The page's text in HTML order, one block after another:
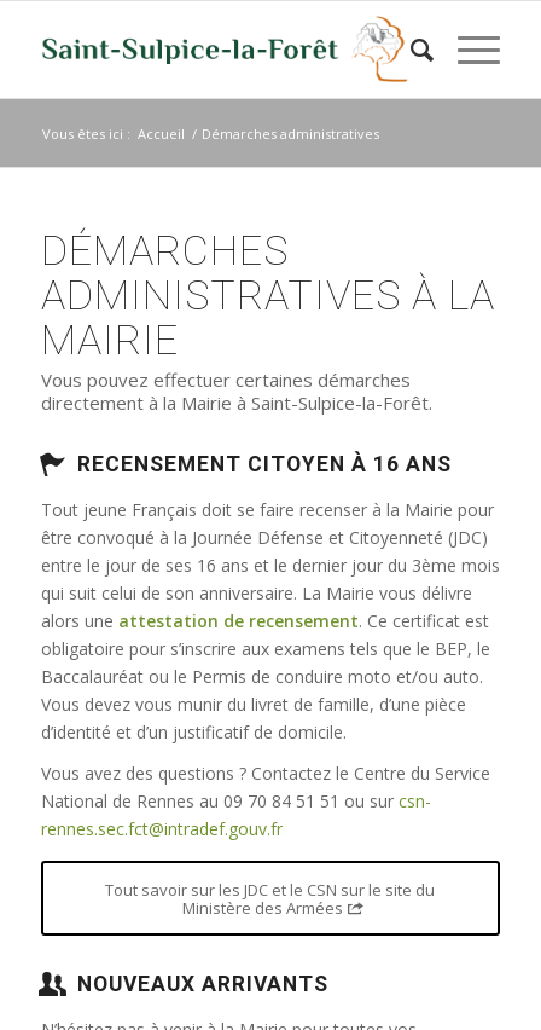
Vous êtes ici : Accueil / Démarches administratives
DÉMARCHES
ADMINISTRATIVES À LA
MAIRIE
Vous pouvez effectuer certaines démarches
directement à la Mairie à Saint-Sulpice-la-Forêt.
RECENSEMENT CITOYEN À 16 ANS
Tout jeune Français doit se faire recenser à la Mairie pour
être convoqué à la Journée Défense et Citoyenneté (JDC)
entre le jour de ses 16 ans et le dernier jour du 3ème mois
qui suit celui de son anniversaire. La Mairie vous délivre
alors une attestation de recensement. Ce certificat est
obligatoire pour s’inscrire aux examens tels que le BEP, le
Baccalauréat ou le Permis de conduire moto et/ou auto.
Vous devez vous munir du livret de famille, d’une pièce
d’identité et d’un justificatif de domicile.
Vous avez des questions ? Contactez le Centre du Service
National de Rennes au 09 70 84 51 51 ou sur csn-
rennes.sec.fct@intradef.gouv.fr
Tout savoir sur les JDC et le CSN sur le site du
Ministère des Armées
NOUVEAUX ARRIVANTS